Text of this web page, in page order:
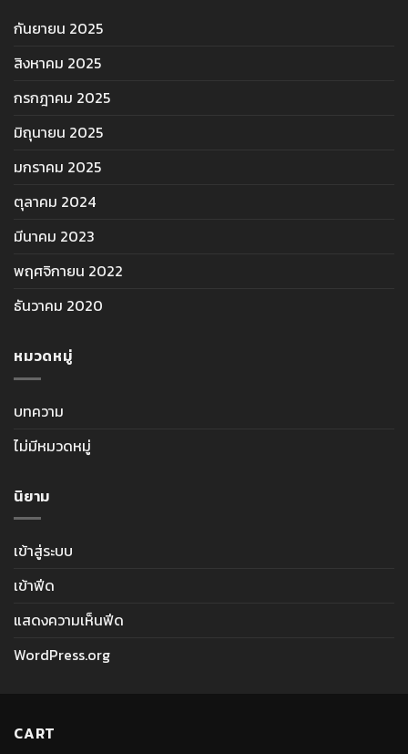
กันยายน 2025
สิงหาคม 2025
กรกฎาคม 2025
มิถุนายน 2025
มกราคม 2025
ตุลาคม 2024
มีนาคม 2023
พฤศจิกายน 2022
ธันวาคม 2020
หมวดหมู่
บทความ
ไม่มีหมวดหมู่
นิยาม
เข้าสู่ระบบ
เข้าฟีด
แสดงความเห็นฟีด
WordPress.org
CART